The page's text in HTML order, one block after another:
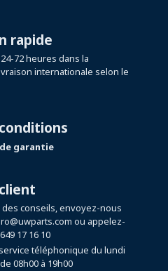
rapide
72 heures dans la
internationale selon le
garantie
conseils, envoyez-nous
ou appelez-
17 16 10
téléphonique du lundi
08h00 à 19h00